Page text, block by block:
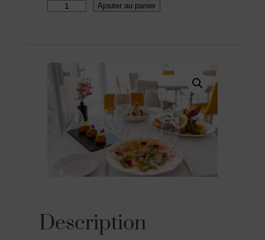
n
u
D
Ajouter au panier
Description